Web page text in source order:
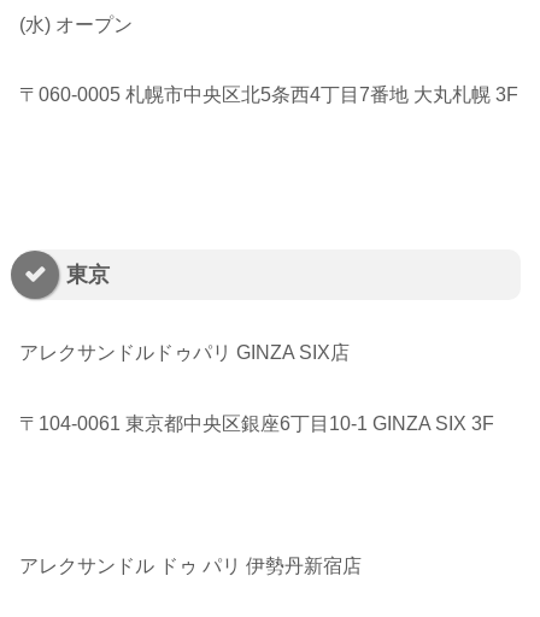
(水) オープン
〒060-0005 札幌市中央区北5条西4丁目7番地 大丸札幌 3F
東京
アレクサンドルドゥパリ GINZA SIX店
〒104-0061 東京都中央区銀座6丁目10-1 GINZA SIX 3F
アレクサンドル ドゥ パリ 伊勢丹新宿店